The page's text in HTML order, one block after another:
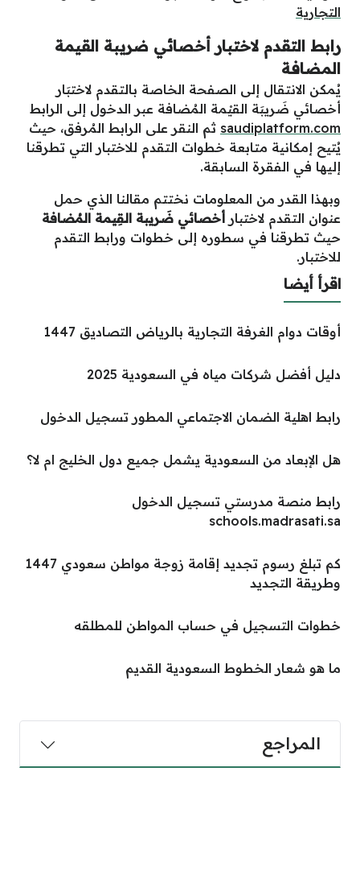
التجارية
رابط التقدم لاختبار أخصائي ضريبة القيمة
المضافة
يُمكن الانتقال إلى الصفحة الخاصة بالتقدم لاختبَار
أخصائي ضَريبَة القيْمة المُضافة عبر الدخول إلى الرابط
saudiplatform.com ثم النقر على الرابط المُرفق، حيث
يُتيح إمكانية متابعة خطوات التقدم للاختبار التي تطرقنا
إليها في الفقرة السابقة.
وبهذا القدر من المعلومات نختتم مقالنا الذي حمل
عنوان التقدم لاختبار أخصائي ضَريبة القِيمة المُضافة
حيث تطرقنا في سطوره إلى خطوات ورابط التقدم
للاختبار.
اقرأ أيضا
أوقات دوام الغرفة التجارية بالرياض التصاديق 1447
دليل أفضل شركات مياه في السعودية 2025
رابط اهلية الضمان الاجتماعي المطور تسجيل الدخول
هل الإبعاد من السعودية يشمل جميع دول الخليج ام لا؟
رابط منصة مدرستي تسجيل الدخول
schools.madrasati.sa
كم تبلغ رسوم تجديد إقامة زوجة مواطن سعودي 1447
وطريقة التجديد
خطوات التسجيل في حساب المواطن للمطلقه
ما هو شعار الخطوط السعودية القديم
المراجع